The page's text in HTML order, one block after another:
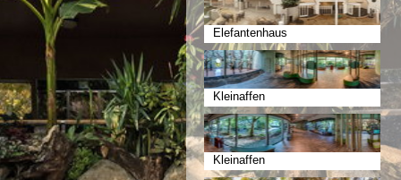
Elefantenhaus
Kleinaffen
Kleinaffen